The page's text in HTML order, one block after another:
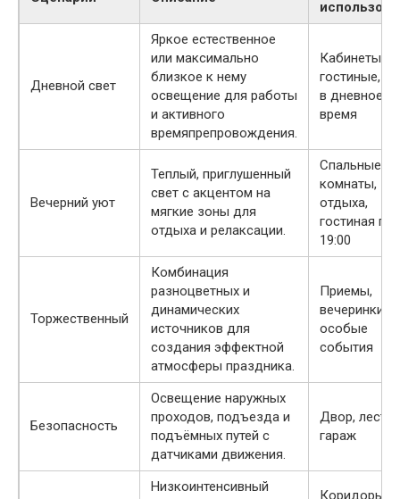
Дневной свет
Яркое естественное
или максимально
близкое к нему
освещение для работы
и активного
времяпрепровождения.
Кабинеты,
гостиные,
в дневное
время
Вечерний уют
Теплый, приглушенный
свет с акцентом на
мягкие зоны для
отдыха и релаксации.
Спальные
комнаты,
отдыха,
гостиная
19:00
Торжественный
Комбинация
разноцветных и
динамических
источников для
создания эффектной
атмосферы праздника.
Приемы,
вечеринки,
особые
события
Безопасность
Освещение наружных
проходов, подъезда и
подъёмных путей с
датчиками движения.
Двор,
гараж
Низкоинтенсивный
Коридоры,